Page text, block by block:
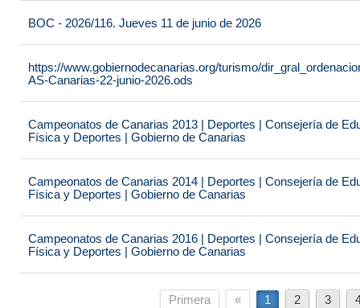
BOC - 2026/116. Jueves 11 de junio de 2026
https://www.gobiernodecanarias.org/turismo/
AS-Canarias-22-junio-2026.ods
Campeonatos de Canarias 2013 | Deportes | Consejería de
Física y Deportes | Gobierno de Canarias
Campeonatos de Canarias 2014 | Deportes | Consejería de
Física y Deportes | Gobierno de Canarias
Campeonatos de Canarias 2016 | Deportes | Consejería de
Física y Deportes | Gobierno de Canarias
Primera « 1 2 3